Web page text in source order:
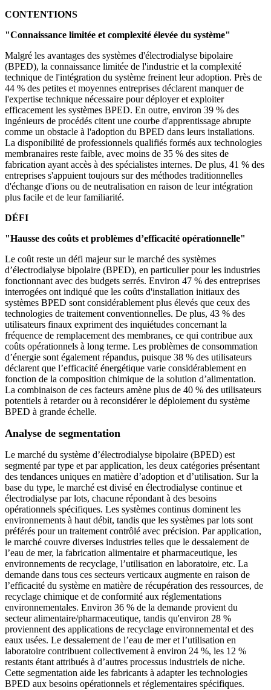
CONTENTIONS
"Connaissance limitée et complexité élevée du système"
Malgré les avantages des systèmes d'électrodialyse bipolaire
(BPED), la connaissance limitée de l'industrie et la complexité
technique de l'intégration du système freinent leur adoption. Près de
44 % des petites et moyennes entreprises déclarent manquer de
l'expertise technique nécessaire pour déployer et exploiter
efficacement les systèmes BPED. En outre, environ 39 % des
ingénieurs de procédés citent une courbe d'apprentissage abrupte
comme un obstacle à l'adoption du BPED dans leurs installations.
La disponibilité de professionnels qualifiés formés aux technologies
membranaires reste faible, avec moins de 35 % des sites de
fabrication ayant accès à des spécialistes internes. De plus, 41 % des
entreprises s'appuient toujours sur des méthodes traditionnelles
d'échange d'ions ou de neutralisation en raison de leur intégration
plus facile et de leur familiarité.
DÉFI
"Hausse des coûts et problèmes d’efficacité opérationnelle"
Le coût reste un défi majeur sur le marché des systèmes
d’électrodialyse bipolaire (BPED), en particulier pour les industries
fonctionnant avec des budgets serrés. Environ 47 % des entreprises
interrogées ont indiqué que les coûts d'installation initiaux des
systèmes BPED sont considérablement plus élevés que ceux des
technologies de traitement conventionnelles. De plus, 43 % des
utilisateurs finaux expriment des inquiétudes concernant la
fréquence de remplacement des membranes, ce qui contribue aux
coûts opérationnels à long terme. Les problèmes de consommation
d’énergie sont également répandus, puisque 38 % des utilisateurs
déclarent que l’efficacité énergétique varie considérablement en
fonction de la composition chimique de la solution d’alimentation.
La combinaison de ces facteurs amène plus de 40 % des utilisateurs
potentiels à retarder ou à reconsidérer le déploiement du système
BPED à grande échelle.
Analyse de segmentation
Le marché du système d’électrodialyse bipolaire (BPED) est
segmenté par type et par application, les deux catégories présentant
des tendances uniques en matière d’adoption et d’utilisation. Sur la
base du type, le marché est divisé en électrodialyse continue et
électrodialyse par lots, chacune répondant à des besoins
opérationnels spécifiques. Les systèmes continus dominent les
environnements à haut débit, tandis que les systèmes par lots sont
préférés pour un traitement contrôlé avec précision. Par application,
le marché couvre diverses industries telles que le dessalement de
l’eau de mer, la fabrication alimentaire et pharmaceutique, les
environnements de recyclage, l’utilisation en laboratoire, etc. La
demande dans tous ces secteurs verticaux augmente en raison de
l’efficacité du système en matière de récupération des ressources, de
recyclage chimique et de conformité aux réglementations
environnementales. Environ 36 % de la demande provient du
secteur alimentaire/pharmaceutique, tandis qu'environ 28 %
proviennent des applications de recyclage environnemental et des
eaux usées. Le dessalement de l’eau de mer et l’utilisation en
laboratoire contribuent collectivement à environ 24 %, les 12 %
restants étant attribués à d’autres processus industriels de niche.
Cette segmentation aide les fabricants à adapter les technologies
BPED aux besoins opérationnels et réglementaires spécifiques.